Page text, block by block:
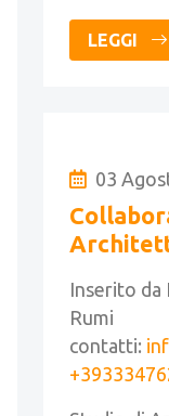
LEGGI
03
Inserito da
Rumi
contatti: